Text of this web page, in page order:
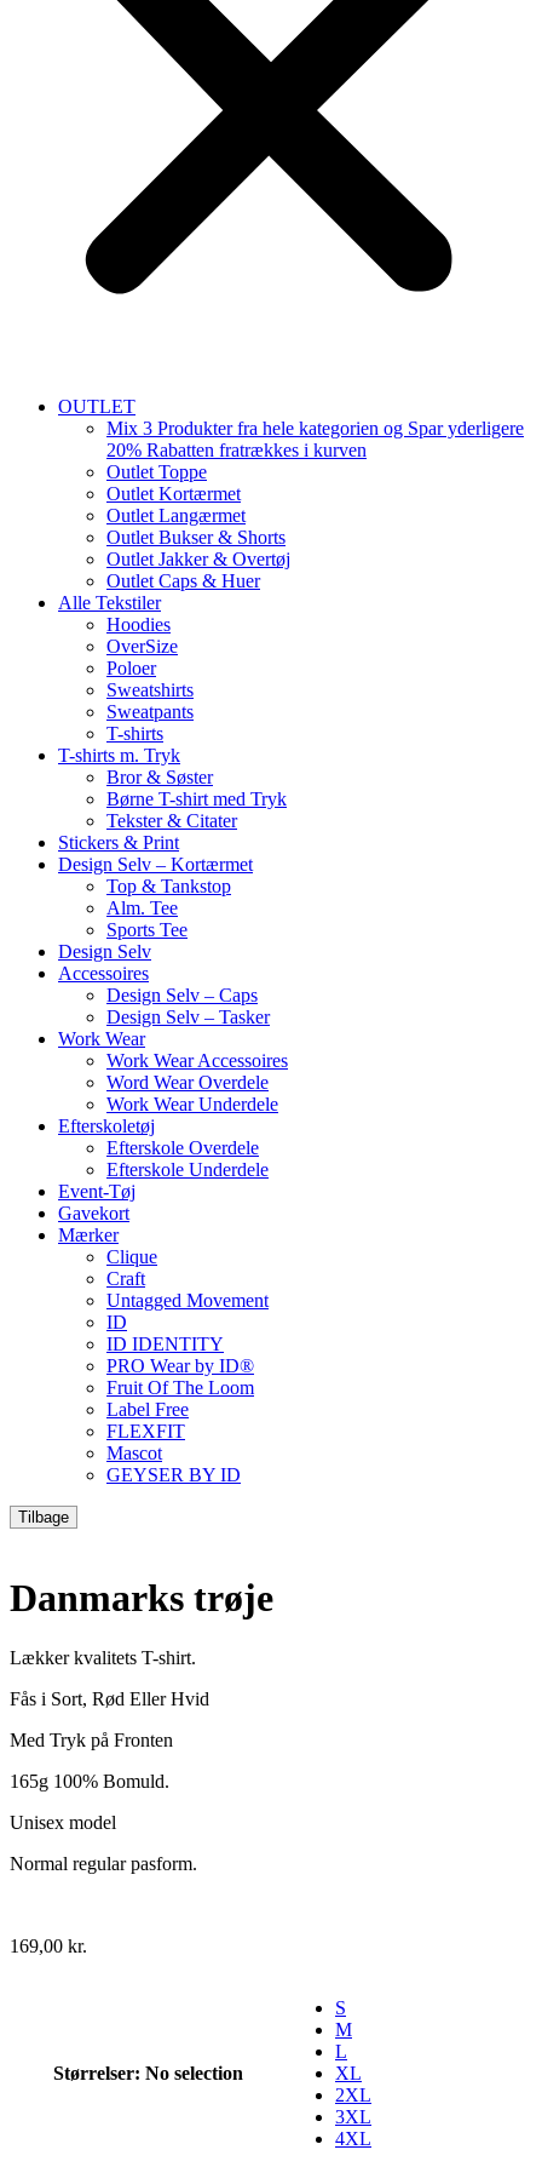
OUTLET
Mix 3 Produkter fra hele kategorien og Spar yderligere
20% Rabatten fratrækkes i kurven
Outlet Toppe
Outlet Kortærmet
Outlet Langærmet
Outlet Bukser & Shorts
Outlet Jakker & Overtøj
Outlet Caps & Huer
Alle Tekstiler
Hoodies
OverSize
Poloer
Sweatshirts
Sweatpants
T-shirts
T-shirts m. Tryk
Bror & Søster
Børne T-shirt med Tryk
Tekster & Citater
Stickers & Print
Design Selv – Kortærmet
Top & Tankstop
Alm. Tee
Sports Tee
Design Selv
Accessoires
Design Selv – Caps
Design Selv – Tasker
Work Wear
Work Wear Accessoires
Word Wear Overdele
Work Wear Underdele
Efterskoletøj
Efterskole Overdele
Efterskole Underdele
Event-Tøj
Gavekort
Mærker
Clique
Craft
Untagged Movement
ID
ID IDENTITY
PRO Wear by ID®
Fruit Of The Loom
Label Free
FLEXFIT
Mascot
GEYSER BY ID
Tilbage
Danmarks trøje
Lækker kvalitets T-shirt.
Fås i Sort, Rød Eller Hvid
Med Tryk på Fronten
165g 100% Bomuld.
Unisex model
Normal regular pasform.
169,00 kr.
Størrelser: No selection
S
M
L
XL
2XL
3XL
4XL